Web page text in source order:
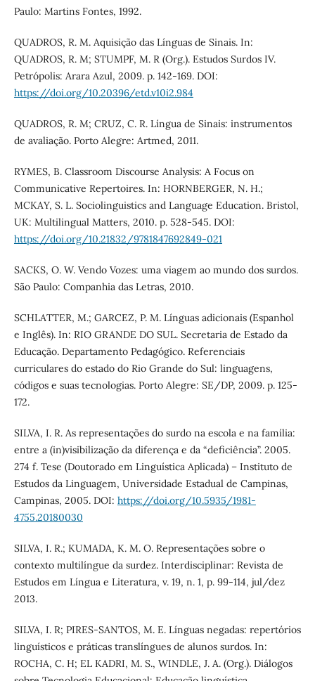
Paulo: Martins Fontes, 1992.
QUADROS, R. M. Aquisição das Línguas de Sinais. In:
QUADROS, R. M; STUMPF, M. R (Org.). Estudos Surdos IV.
Petrópolis: Arara Azul, 2009. p. 142-169. DOI:
https://doi.org/10.20396/etd.v10i2.984
QUADROS, R. M; CRUZ, C. R. Língua de Sinais: instrumentos
de avaliação. Porto Alegre: Artmed, 2011.
RYMES, B. Classroom Discourse Analysis: A Focus on
Communicative Repertoires. In: HORNBERGER, N. H.;
MCKAY, S. L. Sociolinguistics and Language Education. Bristol,
UK: Multilingual Matters, 2010. p. 528-545. DOI:
https://doi.org/10.21832/9781847692849-021
SACKS, O. W. Vendo Vozes: uma viagem ao mundo dos surdos.
São Paulo: Companhia das Letras, 2010.
SCHLATTER, M.; GARCEZ, P. M. Línguas adicionais (Espanhol
e Inglês). In: RIO GRANDE DO SUL. Secretaria de Estado da
Educação. Departamento Pedagógico. Referenciais
curriculares do estado do Rio Grande do Sul: linguagens,
códigos e suas tecnologias. Porto Alegre: SE/DP, 2009. p. 125-
172.
SILVA, I. R. As representações do surdo na escola e na família:
entre a (in)visibilização da diferença e da “deficiência”. 2005.
274 f. Tese (Doutorado em Linguística Aplicada) – Instituto de
Estudos da Linguagem, Universidade Estadual de Campinas,
Campinas, 2005. DOI: https://doi.org/10.5935/1981-
4755.20180030
SILVA, I. R.; KUMADA, K. M. O. Representações sobre o
contexto multilíngue da surdez. Interdisciplinar: Revista de
Estudos em Língua e Literatura, v. 19, n. 1, p. 99-114, jul/dez
2013.
SILVA, I. R; PIRES-SANTOS, M. E. Línguas negadas: repertórios
linguísticos e práticas translíngues de alunos surdos. In:
ROCHA, C. H; EL KADRI, M. S., WINDLE, J. A. (Org.). Diálogos